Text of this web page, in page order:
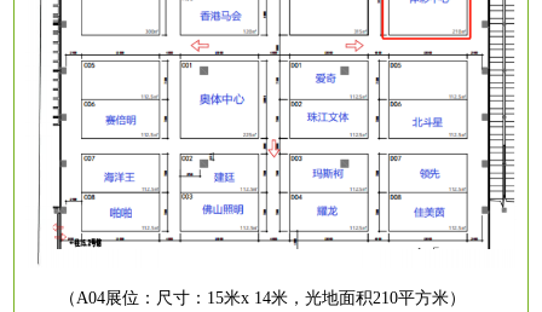
（A04展位： 尺寸： 15米x 14米，光地面积210平方米）